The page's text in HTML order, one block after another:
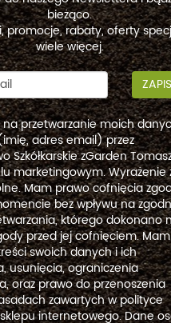
bieżąco.
promocje, rabaty, oferty
wiele więcej.
na przetwarzanie moich
adres email) przez
Szkółkarskie zGarden
marketingowym. Wyrażenie
Mam prawo cofnięcia
bez wpływu na
którego dokonano
przed jej cofnięciem.
swoich danych i ich
usunięcia, ograniczenia
oraz prawo do przenoszenia
zawartych w polityce
internetowego. Dane